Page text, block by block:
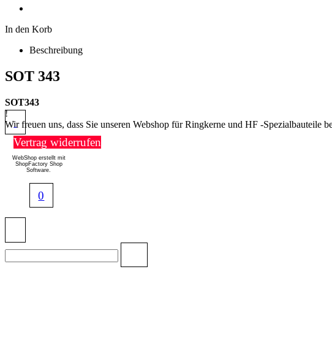
In den Korb
Beschreibung
SOT 343
SOT343
!
Wir freuen uns, dass Sie unseren Webshop für Ringkerne und HF -Spezialbauteile
Vertrag widerrufen
WebShop erstellt mit
ShopFactory Shop
Software.
0